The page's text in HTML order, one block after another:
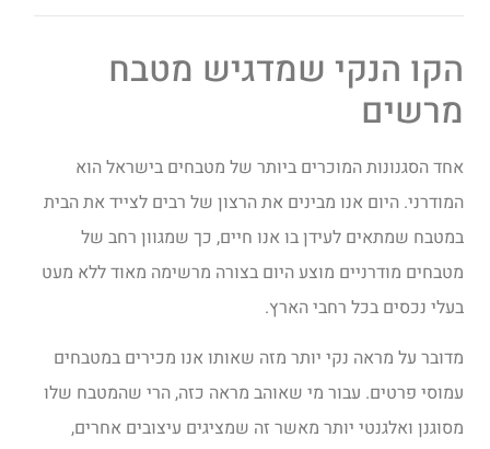
הקו הנקי שמדגיש מטבח
מרשים
אחד הסגנונות המוכרים ביותר של מטבחים בישראל הוא
המודרני. היום אנו מבינים את הרצון של רבים לצייד את הבית
במטבח שמתאים לעידן בו אנו חיים, כך שמגוון רחב של
מטבחים מודרניים מוצע היום בצורה מרשימה מאוד ללא מעט
בעלי נכסים בכל רחבי הארץ.
מדובר על מראה נקי יותר מזה שאותו אנו מכירים במטבחים
עמוסי פרטים. עבור מי שאוהב מראה כזה, הרי שהמטבח שלו
מסוגנן ואלגנטי יותר מאשר זה שמציגים עיצובים אחרים,